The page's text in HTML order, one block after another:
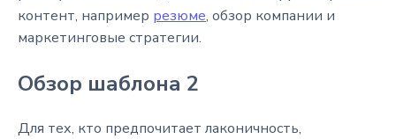
контент, например резюме, обзор компании и
маркетинговые стратегии.
Обзор шаблона 2
Для тех, кто предпочитает лаконичность,